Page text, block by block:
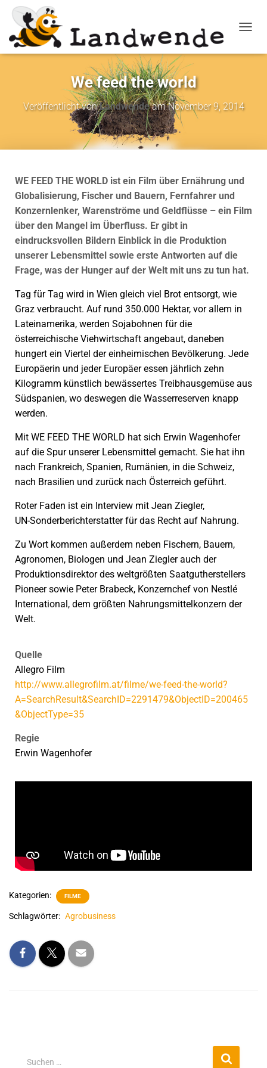
We feed the world
Veröffentlicht vonLandwendeamNovember 9, 2014
WE FEED THE WORLD ist ein Film über Ernährung und
Globalisierung, Fischer und Bauern, Fernfahrer und
Konzernlenker, Warenströme und Geldflüsse – ein Film
über den Mangel im Überfluss. Er gibt in
eindrucksvollen Bildern Einblick in die Produktion
unserer Lebensmittel sowie erste Antworten auf die
Frage, was der Hunger auf der Welt mit uns zu tun hat.
Tag für Tag wird in Wien gleich viel Brot entsorgt, wie
Graz verbraucht. Auf rund 350.000 Hektar, vor allem in
Lateinamerika, werden Sojabohnen für die
österreichische Viehwirtschaft angebaut, daneben
hungert ein Viertel der einheimischen Bevölkerung. Jede
Europäerin und jeder Europäer essen jährlich zehn
Kilogramm künstlich bewässertes Treibhausgemüse aus
Südspanien, wo deswegen die Wasserreserven knapp
werden.
Mit WE FEED THE WORLD hat sich Erwin Wagenhofer
auf die Spur unserer Lebensmittel gemacht. Sie hat ihn
nach Frankreich, Spanien, Rumänien, in die Schweiz,
nach Brasilien und zurück nach Österreich geführt.
Roter Faden ist ein Interview mit Jean Ziegler,
UN-Sonderberichterstatter für das Recht auf Nahrung.
Zu Wort kommen außerdem neben Fischern, Bauern,
Agronomen, Biologen und Jean Ziegler auch der
Produktionsdirektor des weltgrößten Saatgutherstellers
Pioneer sowie Peter Brabeck, Konzernchef von Nestlé
International, dem größten Nahrungsmittelkonzern der
Welt.
Quelle
Allegro Film
http://www.allegrofilm.at/filme/we-feed-the-world?
A=SearchResult&SearchID=2291479&ObjectID=200465
&ObjectType=35
Regie
Erwin Wagenhofer
Kategorien: FILME
Schlagwörter: Agrobusiness
Suchen …